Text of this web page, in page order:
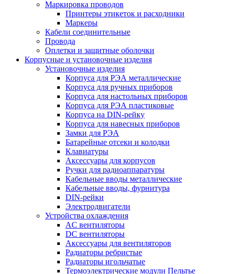
Маркировка проводов
Принтеры этикеток и расходники
Маркеры
Кабели соединительные
Провода
Оплетки и защитные оболочки
Корпусные и установочные изделия
Установочные изделия
Корпуса для РЭА металлические
Корпуса для ручных приборов
Корпуса для настольных приборов
Корпуса для РЭА пластиковые
Корпуса на DIN-рейку
Корпуса для навесных приборов
Замки для РЭА
Батарейные отсеки и колодки
Клавиатуры
Аксессуары для корпусов
Ручки для радиоаппаратуры
Кабельные вводы металлические
Кабельные вводы, фурнитура
DIN-рейки
Электродвигатели
Устройства охлаждения
AC вентиляторы
DC вентиляторы
Аксессуары для вентиляторов
Радиаторы ребристые
Радиаторы игольчатые
Термоэлектрические модули Пельтье